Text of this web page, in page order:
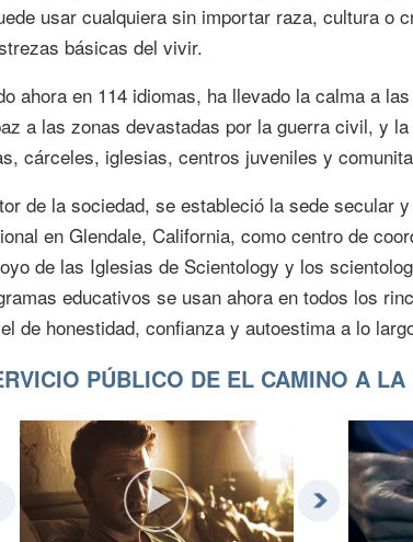
usar cualquiera sin importar raza, cultura o
básicas del vivir.
ahora en 114 idiomas, ha llevado la calma a
a las zonas devastadas por la guerra civil, y
cárceles, iglesias, centros juveniles y
de la sociedad, se estableció la sede secular
en Glendale, California, como centro de
de las Iglesias de Scientology y los
educativos se usan ahora en todos los
de honestidad, confianza y autoestima a lo
PÚBLICO DE EL CAMINO A LA